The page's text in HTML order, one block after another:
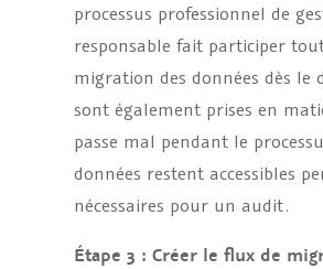
processus professionnel de
responsable fait participer
migration des données dès le
sont également prises en
passe mal pendant le
données restent accessibles
nécessaires pour un audit.
Étape 3 : Créer le flux de